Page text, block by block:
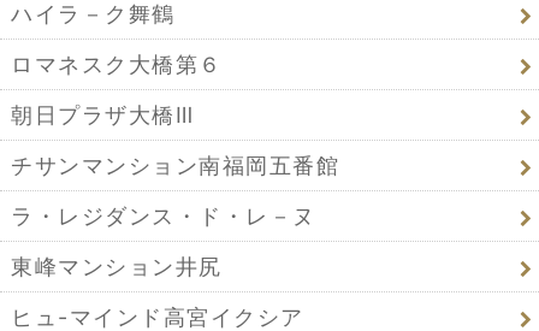
ハイラ－ク舞鶴
ロマネスク大橋第６
朝日プラザ大橋Ⅲ
チサンマンション南福岡五番館
ラ・レジダンス・ド・レ－ヌ
東峰マンション井尻
ヒュ-マインド高宮イクシア